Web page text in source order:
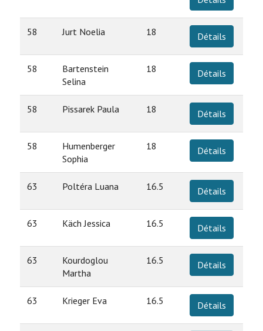
58 Jurt Noelia 18 Détails
58
Bartenstein
Selina
18 Détails
58 Pissarek Paula 18 Détails
58
Humenberger
Sophia
18 Détails
63 Poltéra Luana 16.5 Détails
63 Käch Jessica 16.5 Détails
63
Kourdoglou
Martha
16.5 Détails
63 Krieger Eva 16.5 Détails